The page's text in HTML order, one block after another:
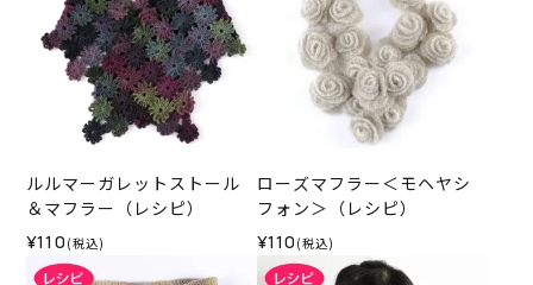
ルルマーガレットストール
＆マフラー（レシピ）
¥110 (税込)
ローズマフラー＜モヘヤシ
フォン＞（レシピ）
¥110 (税込)